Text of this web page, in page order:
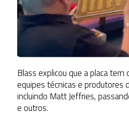
Blass explicou que a placa
equipes técnicas e produtores
incluindo Matt Jeffries,
e outros.